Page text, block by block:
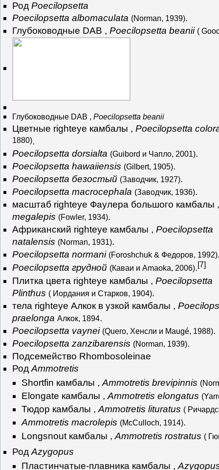
РодPoecilopsetta
Poecilopsetta albomaculata (Norman, 1939).
Глубоководные DAB ,Poecilopsetta beanii (
Глубоководные DAB ,Poecilopsetta beanii
Цветные righteye камбалы ,Poecilopsetta
1880).
Poecilopsetta dorsialta (Guibord и Чапло, 2001).
Poecilopsetta hawaiiensis (Gilbert, 1905).
Poecilopsetta безостый (Заводчик, 1927).
Poecilopsetta macrocephala (Заводчик, 1936).
масштаб righteye Фаулера большого камбалы
megalepis (Fowler, 1934).
Африканский righteye камбалы ,Poecilopsetta
natalensis (Norman, 1931).
Poecilopsetta normani (Foroshchuk & Федоров, 1992)
Poecilopsetta грудной (Каваи и Amaoka, 2006). 7
Плитка цвета righteye камбалы ,Poecilopsetta
Plinthus ( Иордания и Старков, 1904).
тела righteye Алкок в узкой камбалы ,
praelonga Алкок, 1894.
Poecilopsetta vaynei (Quero, Хенсли и Maugé, 1988).
Poecilopsetta zanzibarensis (Norman, 1939).
Подсемейство Rhombosoleinae
РодAmmotretis
Shortfin камбалы ,Ammotretis brevipinnis
Elongate камбалы ,Ammotretis elongatus
Тюдор камбалы ,Ammotretis lituratus (
Ammotretis macrolepis (McCulloch, 1914).
Longsnout камбалы ,Ammotretis rostratus (
РодAzygopus
Пластинчатые-плавника камбалы ,